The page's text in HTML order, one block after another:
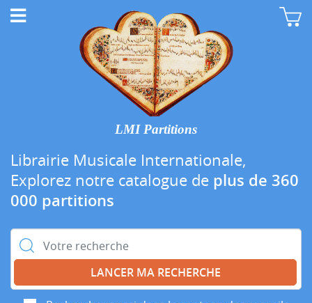
LMI Partitions
Librairie Musicale Internationale,
Explorez notre catalogue de plus de 360
000 partitions
Rechercher :